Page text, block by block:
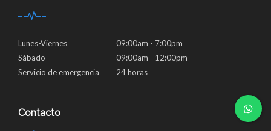
Lunes-Viernes
09:00am - 7:00pm
Sábado
09:00am - 12:00pm
Servicio de emergencia
24 horas
Contacto